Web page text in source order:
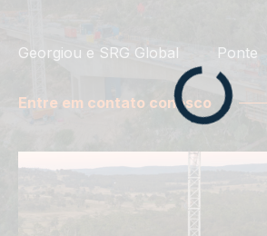
Georgiou e SRG Global Ponte
Entre em contato conosco